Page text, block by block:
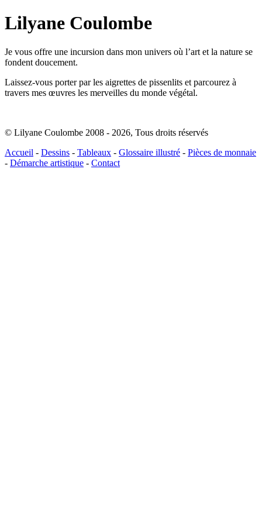
Lilyane Coulombe
Je vous offre une incursion dans mon univers où l’art et la nature se
fondent doucement.
Laissez-vous porter par les aigrettes de pissenlits et parcourez à
travers mes œuvres les merveilles du monde végétal.
© Lilyane Coulombe 2008 - 2026, Tous droits réservés
Accueil - Dessins - Tableaux - Glossaire illustré - Pièces de monnaie
- Démarche artistique - Contact